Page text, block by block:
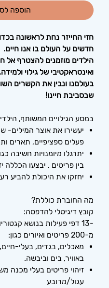
הוספה
חזי החייזר נחת לראשונה
חדשים על העולם בו אנו חיים.
הילדים מוזמנים להצטרף אל
ואינטראקטיבי של גילוי
בעולמנו ונבין את הקשרים
שבסביבת חיינו!
במסע הגילויים המשותף,
יעשירו את אוצר המילים-
פעלים ספציפיים, תארים
יתרגלו מיומנויות חשיבה
בין פריטים , יבצעו הכללה
יחזקו את היכולת להביע
מה החוברת כוללת?
קובץ דיגיטלי להדפסה:
-13 דפי פעילות בנושא
מ-200 פריטים ואיורים כגון:
מאכלים, בגדים, בעלי-
באוויר, בים וביבשה.
זיהוי פריטים בעלי
עגול/מרובע